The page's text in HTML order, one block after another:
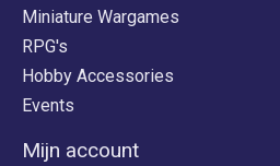
Miniature Wargames
RPG's
Hobby Accessories
Events
Mijn account